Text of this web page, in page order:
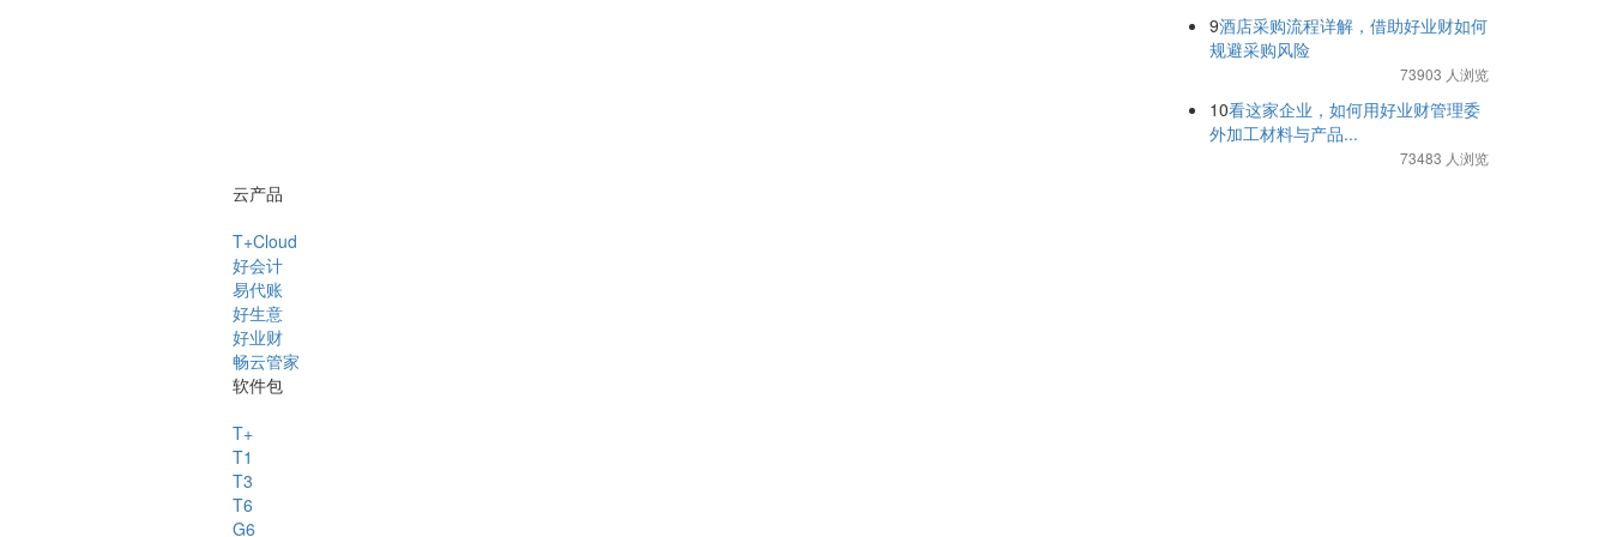
9酒店采购流程详解，借助好业财如何
规避采购风险
73903 人浏览
10看这家企业，如何用好业财管理委
外加工材料与产品...
73483 人浏览
云产品
T+Cloud
好会计
易代账
好生意
好业财
畅云管家
软件包
T+
T1
T3
T6
G6